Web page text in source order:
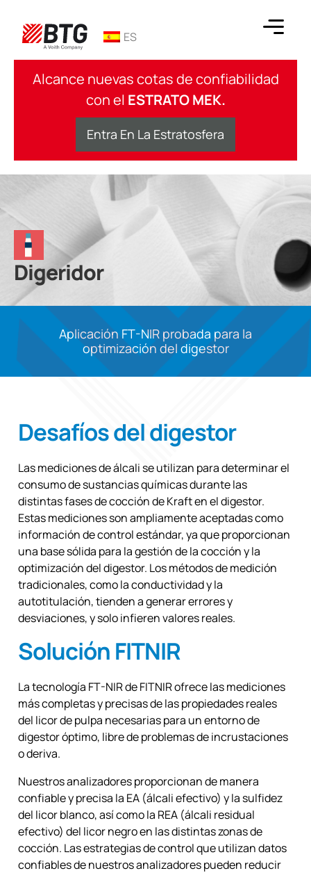
contenido
ES
Alcance nuevas cotas de confiabilidad
con el ESTRATO MEK.
Entra En La Estratosfera
Digeridor
Aplicación FT-NIR probada para la
optimización del digestor
Desafíos del digestor
Las mediciones de álcali se utilizan para determinar el
consumo de sustancias químicas durante las
distintas fases de cocción de Kraft en el digestor.
Estas mediciones son ampliamente aceptadas como
información de control estándar, ya que proporcionan
una base sólida para la gestión de la cocción y la
optimización del digestor. Los métodos de medición
tradicionales, como la conductividad y la
autotitulación, tienden a generar errores y
desviaciones, y solo infieren valores reales.
Solución FITNIR
La tecnología FT-NIR de FITNIR ofrece las mediciones
más completas y precisas de las propiedades reales
del licor de pulpa necesarias para un entorno de
digestor óptimo, libre de problemas de incrustaciones
o deriva.
Nuestros analizadores proporcionan de manera
confiable y precisa la EA (álcali efectivo) y la sulfidez
del licor blanco, así como la REA (álcali residual
efectivo) del licor negro en las distintas zonas de
cocción. Las estrategias de control que utilizan datos
confiables de nuestros analizadores pueden reducir